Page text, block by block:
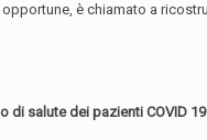
è chiamato a
salute dei pazienti COVID